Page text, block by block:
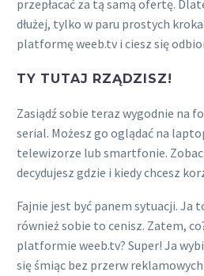
przepłacać za tą samą ofertę.
dłużej, tylko w paru prostych
platformę weeb.tv i ciesz się
TY TUTAJ RZĄDZISZ!
Zasiądź sobie teraz wygodnie na
serial. Możesz go oglądać na
telewizorze lub smartfonie.
decydujesz gdzie i kiedy chcesz
Fajnie jest być panem sytuacji. Ja
również sobie to cenisz. Zatem,
platformie weeb.tv? Super! Ja
się śmiąc bez przerw